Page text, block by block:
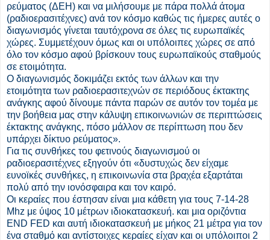
ρεύματος (ΔΕΗ) και να μιλήσουμε με πάρα πολλά άτομα
(ραδιοερασιτέχνες) ανά τον κόσμο καθώς τις ήμερες αυτές ο
διαγωνισμός γίνεται ταυτόχρονα σε όλες τις ευρωπαϊκές
χώρες. Συμμετέχουν όμως και οι υπόλοιπες χώρες σε από
όλο τον κόσμο αφού βρίσκουν τους ευρωπαϊκούς σταθμούς
σε ετοιμότητα.
Ο διαγωνισμός δοκιμάζει εκτός των άλλων και την
ετοιμότητα των ραδιοερασιτεχνών σε περιόδους έκτακτης
ανάγκης αφού δίνουμε πάντα παρών σε αυτόν τον τομέα με
την βοήθεια μας στην κάλυψη επικοινωνιών σε περιπτώσεις
έκτακτης ανάγκης, πόσο μάλλον σε περίπτωση που δεν
υπάρχει δίκτυο ρεύματος».
Για τις συνθήκες του φετινούς διαγωνισμού οι
ραδιοερασιτέχνες εξηγούν ότι «δυστυχώς δεν είχαμε
ευνοϊκές συνθήκες, η επικοινωνία στα βραχέα εξαρτάται
πολύ από την ιονόσφαιρα και τον καιρό.
Οι κεραίες που έστησαν είναι μια κάθετη για τους 7-14-28
Mhz με ύψος 10 μέτρων ιδιοκατασκευή. και μια οριζόντια
END FED και αυτή ιδιοκατασκευή με μήκος 21 μέτρα για τον
ένα σταθμό και αντίστοιχες κεραίες είχαν και οι υπόλοιποι 2